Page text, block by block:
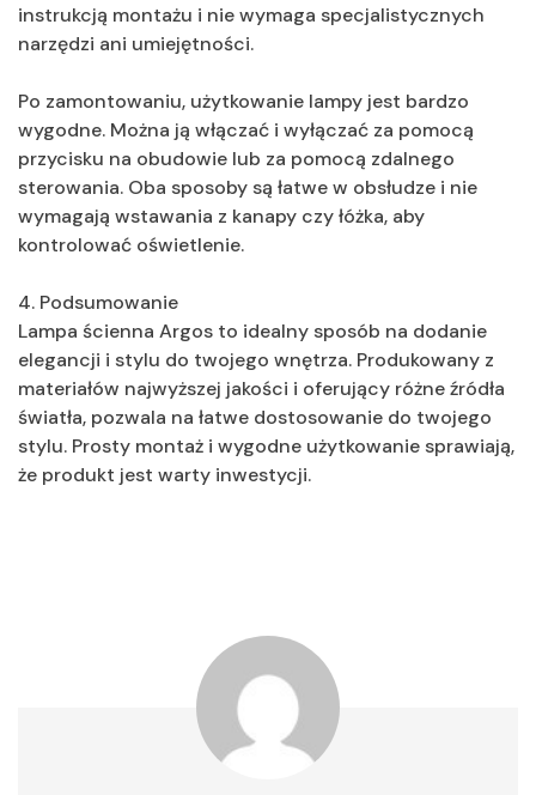
instrukcją montażu i nie wymaga specjalistycznych
narzędzi ani umiejętności.
Po zamontowaniu, użytkowanie lampy jest bardzo
wygodne. Można ją włączać i wyłączać za pomocą
przycisku na obudowie lub za pomocą zdalnego
sterowania. Oba sposoby są łatwe w obsłudze i nie
wymagają wstawania z kanapy czy łóżka, aby
kontrolować oświetlenie.
4. Podsumowanie
Lampa ścienna Argos to idealny sposób na dodanie
elegancji i stylu do twojego wnętrza. Produkowany z
materiałów najwyższej jakości i oferujący różne źródła
światła, pozwala na łatwe dostosowanie do twojego
stylu. Prosty montaż i wygodne użytkowanie sprawiają,
że produkt jest warty inwestycji.